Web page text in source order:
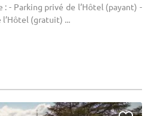
: - Parking privé de l’Hôtel (payant) -
l’Hôtel (gratuit) ...